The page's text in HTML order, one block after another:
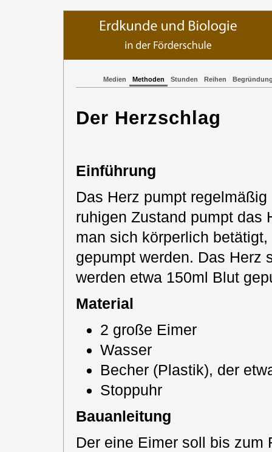
Medien Methoden Stunden Reihen
Der Herzschlag
Einführung
Das Herz pumpt
ruhigen Zustand pumpt das
man sich körperlich
gepumpt werden. Das Herz
werden etwa 150ml Blut
Material
2 große Eimer
Wasser
Becher (Plastik), der
Stoppuhr
Bauanleitung
Der eine Eimer soll bis zum